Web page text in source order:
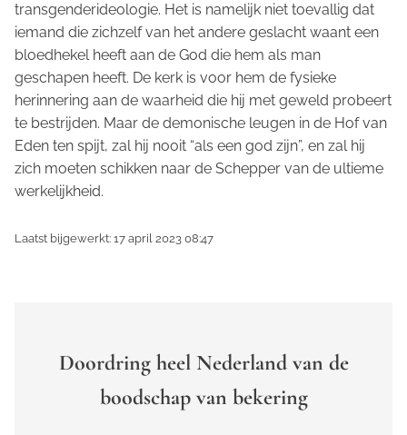
transgenderideologie. Het is namelijk niet toevallig dat
iemand die zichzelf van het andere geslacht waant een
bloedhekel heeft aan de God die hem als man
geschapen heeft. De kerk is voor hem de fysieke
herinnering aan de waarheid die hij met geweld probeert
te bestrijden. Maar de demonische leugen in de Hof van
Eden ten spijt, zal hij nooit “als een god zijn”, en zal hij
zich moeten schikken naar de Schepper van de ultieme
werkelijkheid.
Laatst bijgewerkt: 17 april 2023 08:47
Doordring heel Nederland van de
boodschap van bekering